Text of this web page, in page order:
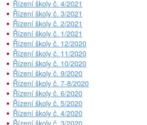
Řízení školy č. 4/2021
Řízení školy č. 3/2021
Řízení školy č. 2/2021
Řízení školy č. 1/2021
Řízení školy č. 12/2020
Řízení školy č. 11/2020
Řízení školy č. 10/2020
Řízení školy č. 9/2020
Řízení školy č. 7-8/2020
Řízení školy č. 6/2020
Řízení školy č. 5/2020
Řízení školy č. 4/2020
Řízení školy č. 3/2020